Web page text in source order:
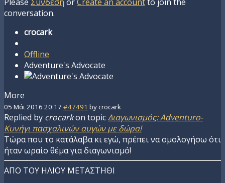
conversation.
crocark
Offline
Adventure's Advocate
More
05 Μάι 2016 20:17 #47491 bycrocark
Replied by crocarkon topicΔιαγωνισμός: Adventuro-
Κυνήγι πασχαλινών αυγών με δώρα!
Τώρα που το κατάλαβα κι εγώ, πρέπει να ομολογήσω ότι
ήταν ωραίο θέμα για διαγωνισμό!
ΑΠΟ ΤΟΥ ΗΛΙΟΥ ΜΕΤΑΣΤΗΘΙ